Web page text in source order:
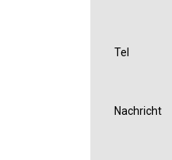
Tel
Nachricht